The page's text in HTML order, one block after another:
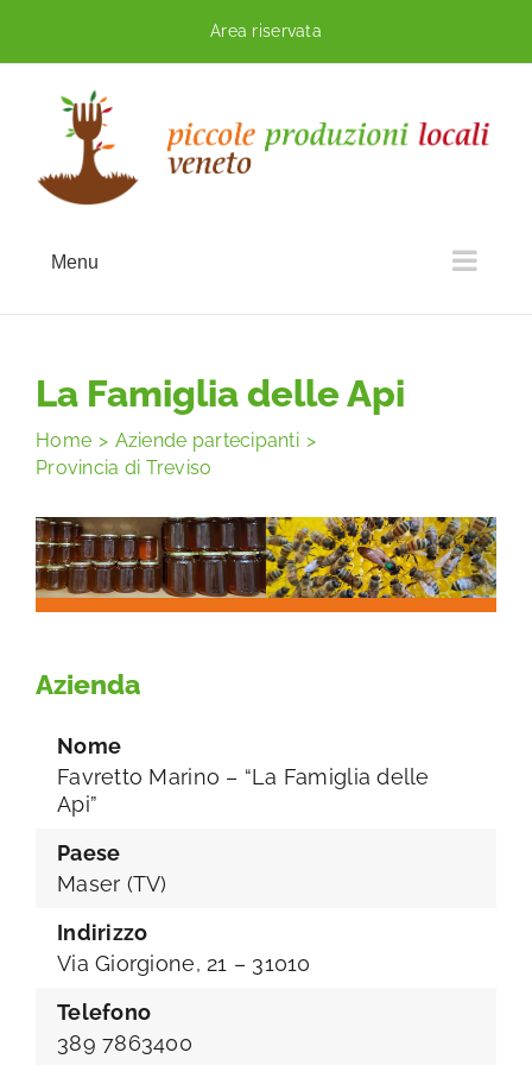
content
Area riservata
Menu
La Famiglia delle Api
Home
Aziende partecipanti
Provincia di Treviso
Azienda
Nome
Favretto Marino – “La Famiglia delle
Api”
Paese
Maser (TV)
Indirizzo
Via Giorgione, 21 – 31010
Telefono
389 7863400